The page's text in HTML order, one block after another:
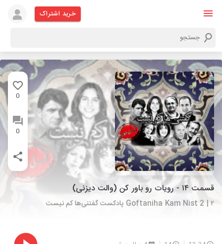
خرید اشتراک
0
0
قسمت ۱۴ - رویات رو باور کن (والت دیزنی)
Goftaniha Kam Nist 2 | ۲ پادکست گفتنی‌ها کم نیست